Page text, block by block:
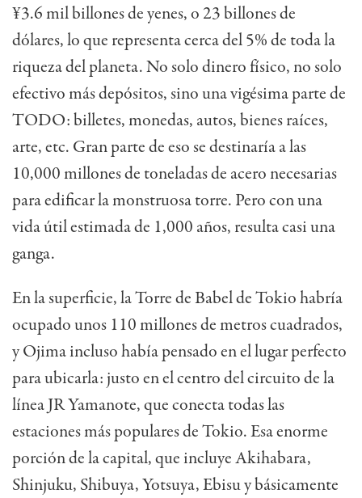
¥3.6 mil billones de yenes, o 23 billones de
dólares, lo que representa cerca del 5% de toda la
riqueza del planeta. No solo dinero físico, no solo
efectivo más depósitos, sino una vigésima parte de
TODO: billetes, monedas, autos, bienes raíces,
arte, etc. Gran parte de eso se destinaría a las
10,000 millones de toneladas de acero necesarias
para edificar la monstruosa torre. Pero con una
vida útil estimada de 1,000 años, resulta casi una
ganga.
En la superficie, la Torre de Babel de Tokio habría
ocupado unos 110 millones de metros cuadrados,
y Ojima incluso había pensado en el lugar perfecto
para ubicarla: justo en el centro del circuito de la
línea JR Yamanote, que conecta todas las
estaciones más populares de Tokio. Esa enorme
porción de la capital, que incluye Akihabara,
Shinjuku, Shibuya, Yotsuya, Ebisu y básicamente